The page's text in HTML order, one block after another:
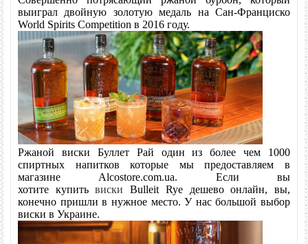
выиграл двойную золотую медаль на Сан-Франциско
World Spirits Competition в 2016 году.
Ржаной виски Буллет Рай один из более чем 1000
спиртных напитков которые мы предоставляем в
магазине Alcostore.com.ua. Если вы
хотите купитьвискиBulleit Rye дешево онлайн, вы,
конечно пришли в нужное место. У нас большой выбор
виски в Украине.